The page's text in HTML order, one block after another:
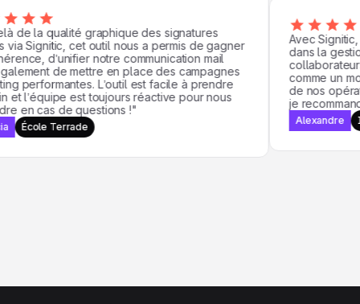
de la qualité graphique des signatures
Signitic, cet outil nous a permis de gagner
d’unifier notre communication mail
de mettre en place des campagnes
performantes. L’outil est facile à prendre
et l’équipe est toujours réactive pour nous
en cas de questions !"
École Terrade
Avec
dans la
comme un
de nos
je
Alexandre